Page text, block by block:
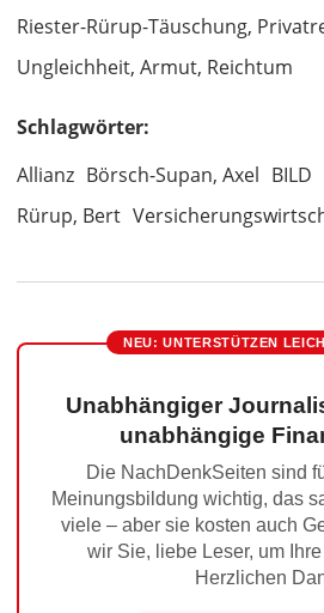
Riester-Rürup-Täuschung,
Ungleichheit, Armut, Reichtum
Schlagwörter:
Allianz Börsch-Supan, Axel BILD
Rürup, Bert
NEU: UNTERSTÜTZEN
Unabhängiger
unabhängige
Die NachDenkSeiten sind
Meinungsbildung wichtig, das
viele – aber sie kosten auch
wir Sie, liebe Leser, um
Herzlichen